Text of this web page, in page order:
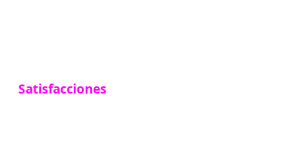
Satisfacciones